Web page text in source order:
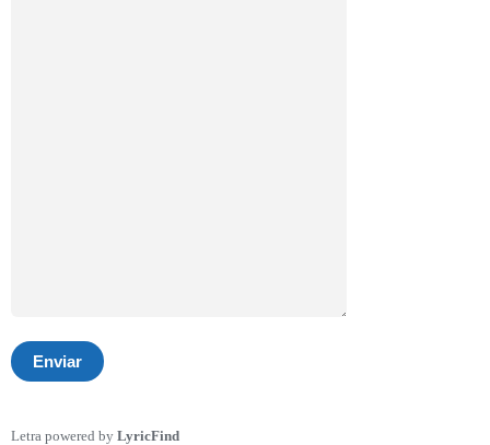
Letra powered by LyricFind